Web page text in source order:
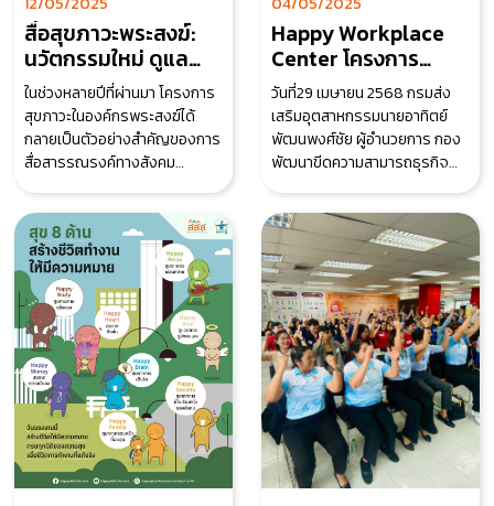
สื่อสุขภาวะพระสงฆ์:
นวัตกรรมใหม่ ดูแล
สุขภาพพระสงฆ์อย่าง
ยั่งยืน
ในช่วงหลายปีที่ผ่านมา โครงการ
สุขภาวะในองค์กรพระสงฆ์ได้
กลายเป็นตัวอย่างสำคัญของการ
สื่อสารรณรงค์ทางสังคม
ความรู้ ความเข้าใจ
Happy Workplace
Center โครงการ
SHAP เสริมพลังสถาน
ประกอบการ ปั้นนัก
สร้างสุของค์กร รุ่นที่ 2
ให้ดีพร้อม
วันที่29 เมษายน 2568 กรมส่ง
เสริมอุตสาหกรรมนายอาทิตย์
พัฒนพงศ์ชัย ผู้อำนวยการ กอง
พัฒนาขีดความสามารถธุรกิจ
ประธานในวิธีเปิด อบรม